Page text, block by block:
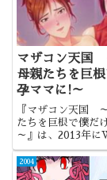
マザコン天国
母親たちを巨
孕ママに!～
『マザコン天国
たちを巨根で僕だ
～』は、2013年に
紅葉-Kさんの熟女
とで、完全に絵目
2004